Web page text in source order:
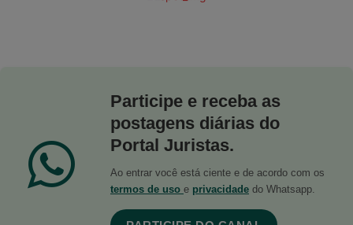
Participe e receba as
postagens diárias do
Portal Juristas.
Ao entrar você está ciente e de acordo com os
termos de uso e privacidade do Whatsapp.